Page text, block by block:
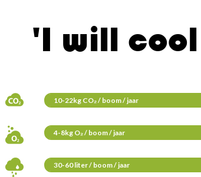
'I will
10-22kg CO₂ / boom / jaar
4-8kg O₂ / boom / jaar
30-60 liter / boom / jaar